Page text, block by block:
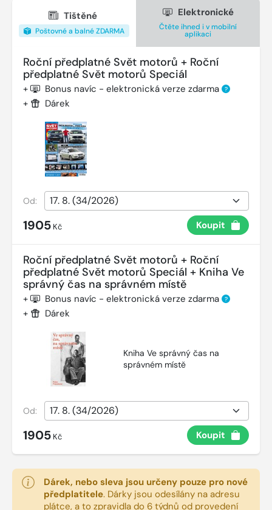
Tištěné
Poštovné a balné ZDARMA
Elektronické
Čtěte ihned i v mobilní
aplikaci
Roční předplatné Svět motorů + Roční
předplatné Svět motorů Speciál
+ Bonus navíc - elektronická verze zdarma ?
+ Dárek
Od:
1905 Kč Koupit
Roční předplatné Svět motorů + Roční
předplatné Svět motorů Speciál + Kniha Ve
správný čas na správném místě
+ Bonus navíc - elektronická verze zdarma ?
+ Dárek
Kniha Ve správný čas na
správném místě
Od:
1905 Kč Koupit
Dárek, nebo sleva jsou určeny pouze pro nové
předplatitele. Dárky jsou odesílány na adresu
plátce, a to zpravidla do 6 týdnů od provedení